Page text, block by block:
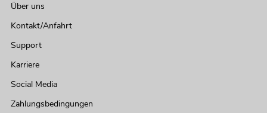
Über uns
Kontakt/Anfahrt
Support
Karriere
Social Media
Zahlungsbedingungen